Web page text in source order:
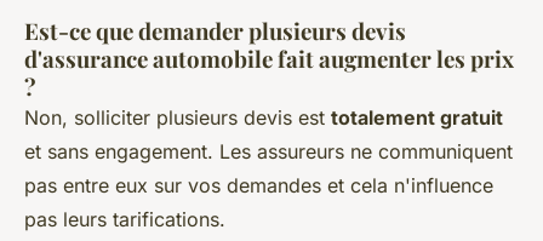
Est-ce que demander plusieurs devis
d'assurance automobile fait augmenter les prix
?
Non, solliciter plusieurs devis est totalement gratuit
et sans engagement. Les assureurs ne communiquent
pas entre eux sur vos demandes et cela n'influence
pas leurs tarifications.